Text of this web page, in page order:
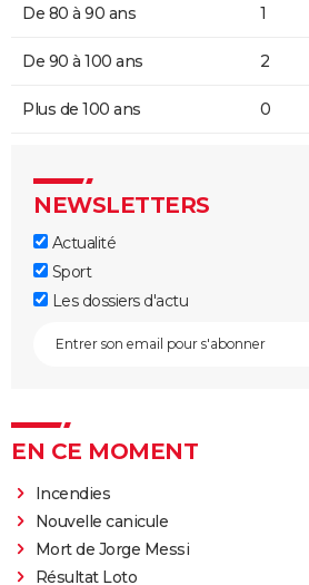
De 80 à 90 ans 1
De 90 à 100 ans 2
Plus de 100 ans 0
NEWSLETTERS
Actualité
Sport
Les dossiers d'actu
EN CE MOMENT
Incendies
Nouvelle canicule
Mort de Jorge Messi
Résultat Loto